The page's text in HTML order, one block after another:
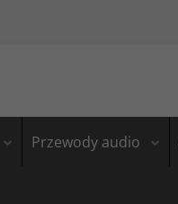
Przewody audio